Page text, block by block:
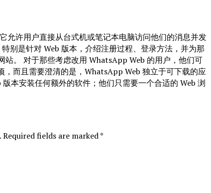
允许用户直接从台式机或笔记本电脑访问他们的消息并发
别是针对 Web 版本，介绍注册过程、登录方法，并为那
。 对于那些考虑改用 WhatsApp Web 的用户，他们可
，而且需要澄清的是，WhatsApp Web 独立于可下载的应
本安装任何额外的软件；他们只需要一个合适的 Web 浏
fields are marked *